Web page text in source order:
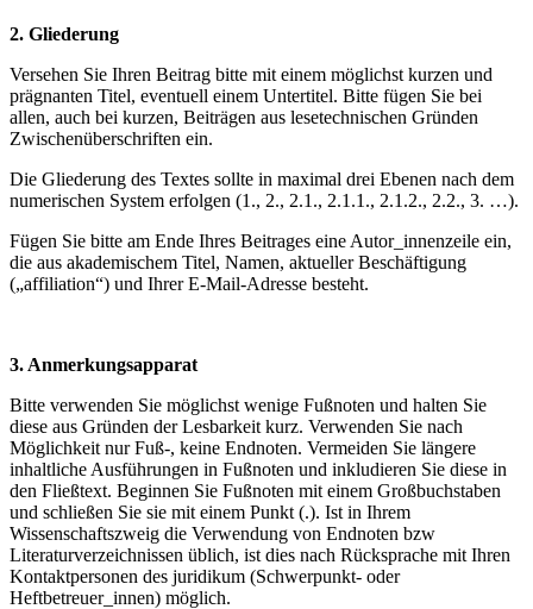
2. Gliederung
Versehen Sie Ihren Beitrag bitte mit einem möglichst kurzen und
prägnanten Titel, eventuell einem Untertitel. Bitte fügen Sie bei
allen, auch bei kurzen, Beiträgen aus lesetechnischen Gründen
Zwischenüberschriften ein.
Die Gliederung des Textes sollte in maximal drei Ebenen nach dem
numerischen System erfolgen (1., 2., 2.1., 2.1.1., 2.1.2., 2.2., 3. …).
Fügen Sie bitte am Ende Ihres Beitrages eine Autor_innenzeile ein,
die aus akademischem Titel, Namen, aktueller Beschäftigung
(„affiliation“) und Ihrer E-Mail-Adresse besteht.
3. Anmerkungsapparat
Bitte verwenden Sie möglichst wenige Fußnoten und halten Sie
diese aus Gründen der Lesbarkeit kurz. Verwenden Sie nach
Möglichkeit nur Fuß-, keine Endnoten. Vermeiden Sie längere
inhaltliche Ausführungen in Fußnoten und inkludieren Sie diese in
den Fließtext. Beginnen Sie Fußnoten mit einem Großbuchstaben
und schließen Sie sie mit einem Punkt (.). Ist in Ihrem
Wissenschaftszweig die Verwendung von Endnoten bzw
Literaturverzeichnissen üblich, ist dies nach Rücksprache mit Ihren
Kontaktpersonen des juridikum (Schwerpunkt- oder
Heftbetreuer_innen) möglich.